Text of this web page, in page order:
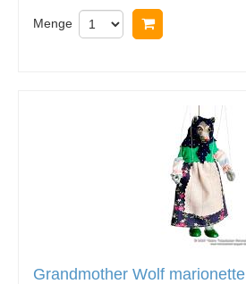
Menge
Grandmother Wolf marionette